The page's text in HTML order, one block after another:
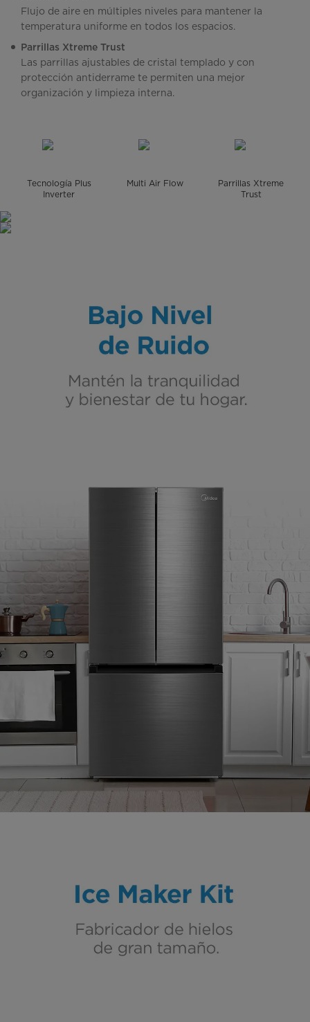
Flujo de aire en múltiples niveles para mantener la
temperatura uniforme en todos los espacios.
Parrillas Xtreme Trust
Las parrillas ajustables de cristal templado y con
protección antiderrame te permiten una mejor
organización y limpieza interna.
Tecnología Plus
Inverter
Multi Air Flow
Parrillas Xtreme
Trust